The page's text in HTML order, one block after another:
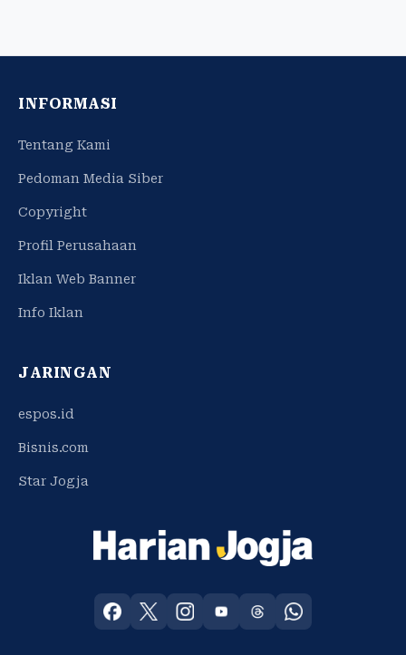
INFORMASI
Tentang Kami
Pedoman Media Siber
Copyright
Profil Perusahaan
Iklan Web Banner
Info Iklan
JARINGAN
espos.id
Bisnis.com
Star Jogja